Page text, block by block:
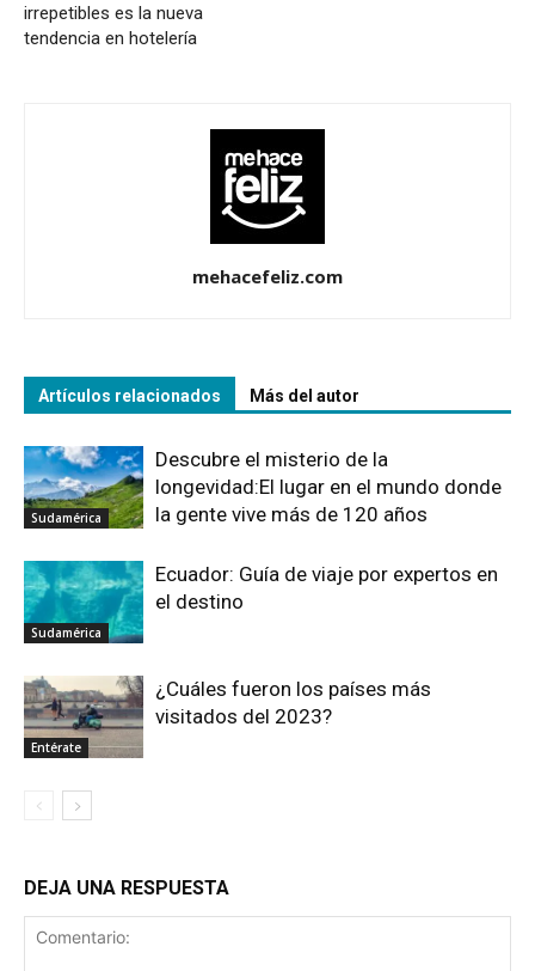
irrepetibles es la nueva
tendencia en hotelería
mehacefeliz.com
Artículos relacionados Más del autor
Sudamérica
Descubre el misterio de la
longevidad:El lugar en el mundo donde
la gente vive más de 120 años
Sudamérica
Ecuador: Guía de viaje por expertos en
el destino
Entérate
¿Cuáles fueron los países más
visitados del 2023?
DEJA UNA RESPUESTA